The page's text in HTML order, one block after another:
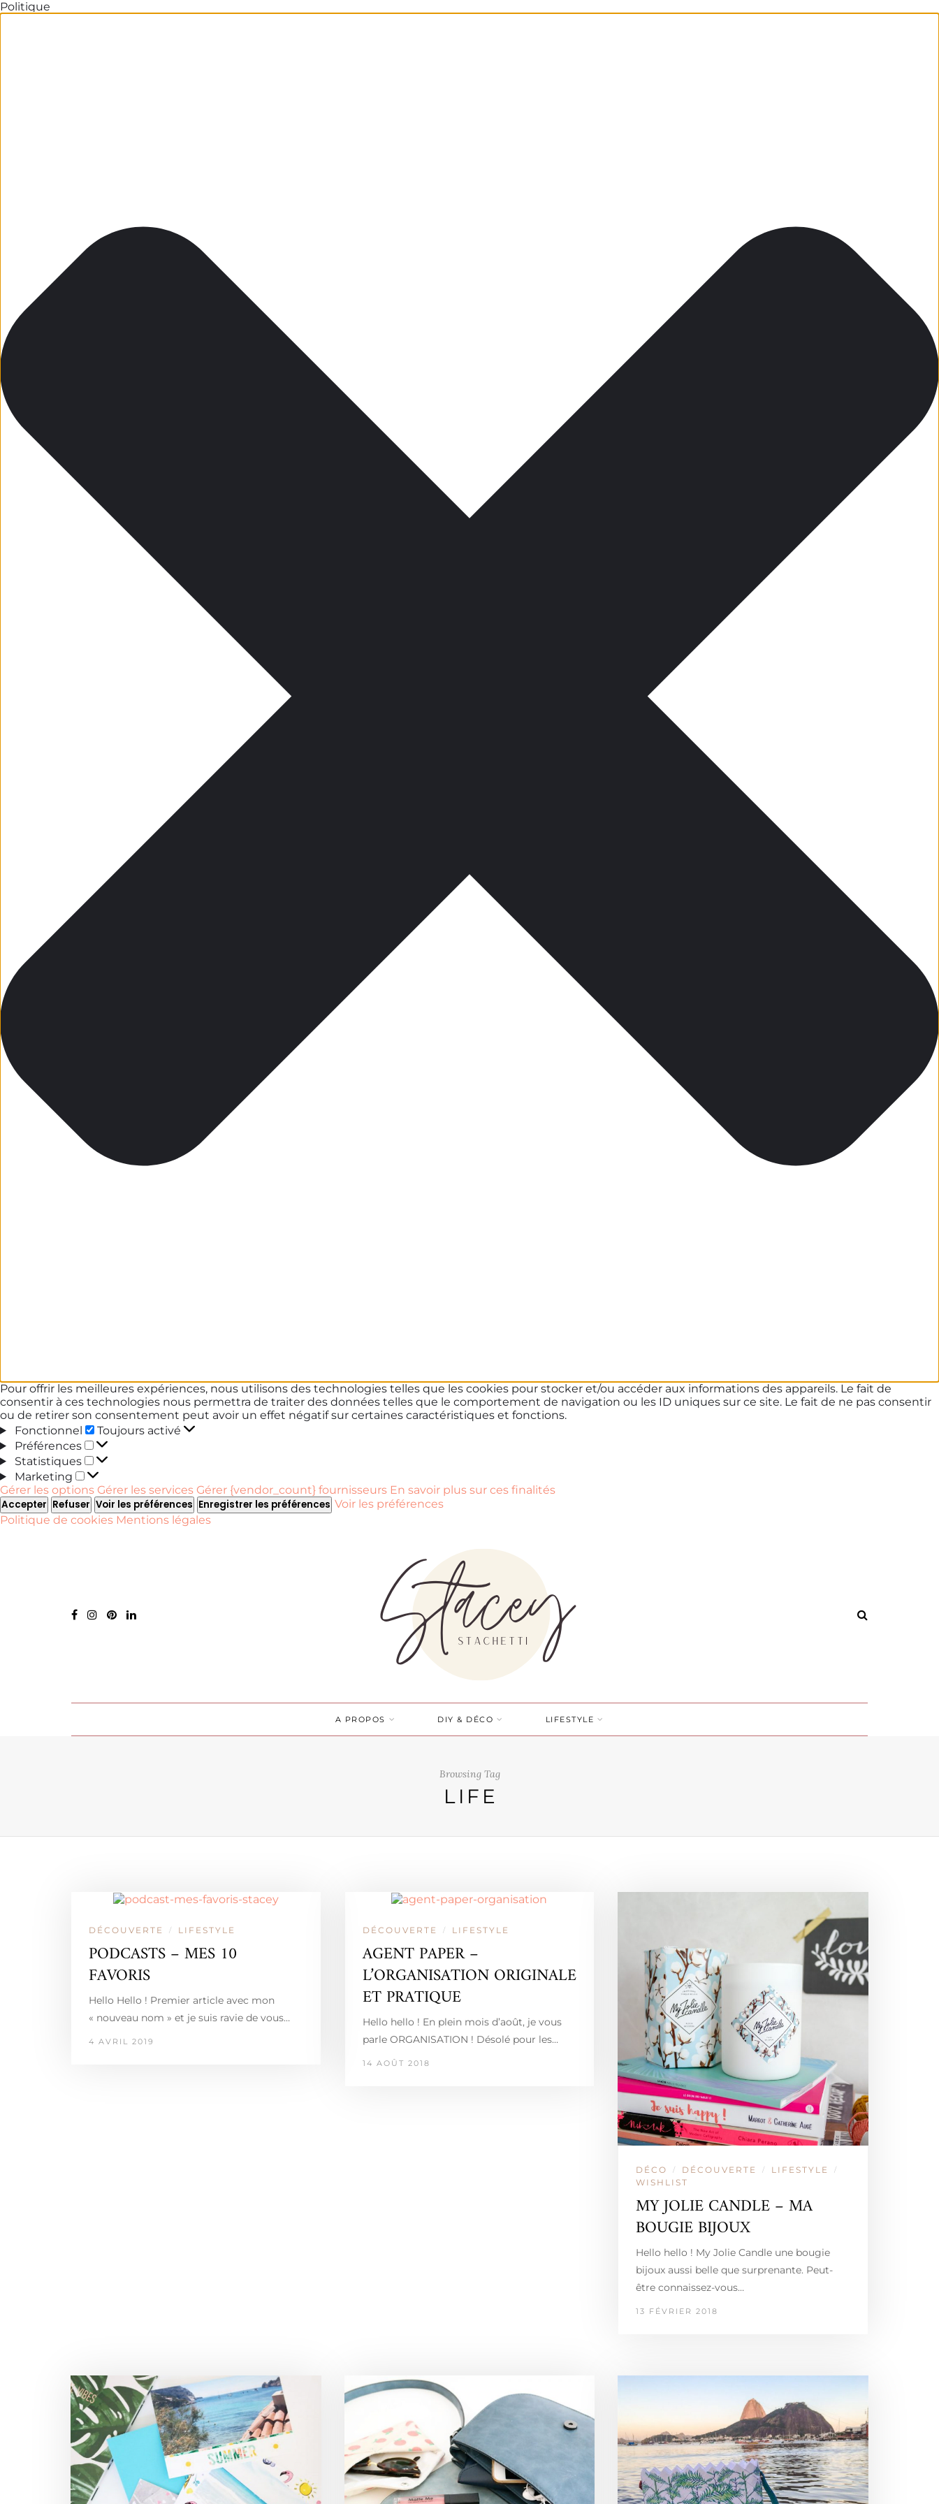
Politique
Pour offrir les meilleures expériences, nous utilisons des technologies telles que les cookies pour stocker et/ou accéder aux informations des appareils. Le fait de
consentir à ces technologies nous permettra de traiter des données telles que le comportement de navigation ou les ID uniques sur ce site. Le fait de ne pas consentir
ou de retirer son consentement peut avoir un effet négatif sur certaines caractéristiques et fonctions.
Fonctionnel
Fonctionnel
Toujours activé
Préférences
Préférences
Statistiques
Statistiques
Marketing
Marketing
Gérer les options Gérer les services Gérer {vendor_count} fournisseurs En savoir plus sur ces finalités
Accepter Refuser Voir les préférences Enregistrer les préférences Voir les préférences
Politique de cookies Mentions légales
A PROPOS DIY & DÉCO LIFESTYLE
Browsing Tag
LIFE
DÉCOUVERTE / LIFESTYLE
PODCASTS – MES 10
FAVORIS
Hello Hello ! Premier article avec mon
« nouveau nom » et je suis ravie de vous…
4 AVRIL 2019
DÉCOUVERTE / LIFESTYLE
AGENT PAPER –
L’ORGANISATION ORIGINALE
ET PRATIQUE
Hello hello ! En plein mois d’août, je vous
parle ORGANISATION ! Désolé pour les…
14 AOÛT 2018
DÉCO / DÉCOUVERTE / LIFESTYLE /
WISHLIST
MY JOLIE CANDLE – MA
BOUGIE BIJOUX
Hello hello ! My Jolie Candle une bougie
bijoux aussi belle que surprenante. Peut-
être connaissez-vous…
13 FÉVRIER 2018